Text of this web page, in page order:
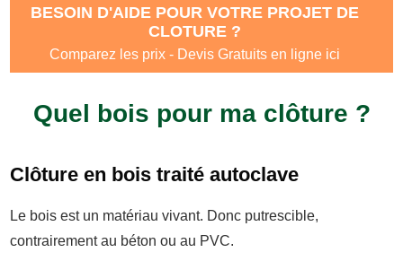
BESOIN D'AIDE POUR VOTRE PROJET DE
CLOTURE ?
Comparez les prix - Devis Gratuits en ligne ici
Quel bois pour ma clôture ?
Clôture en bois traité autoclave
Le bois est un matériau vivant. Donc putrescible,
contrairement au béton ou au PVC.